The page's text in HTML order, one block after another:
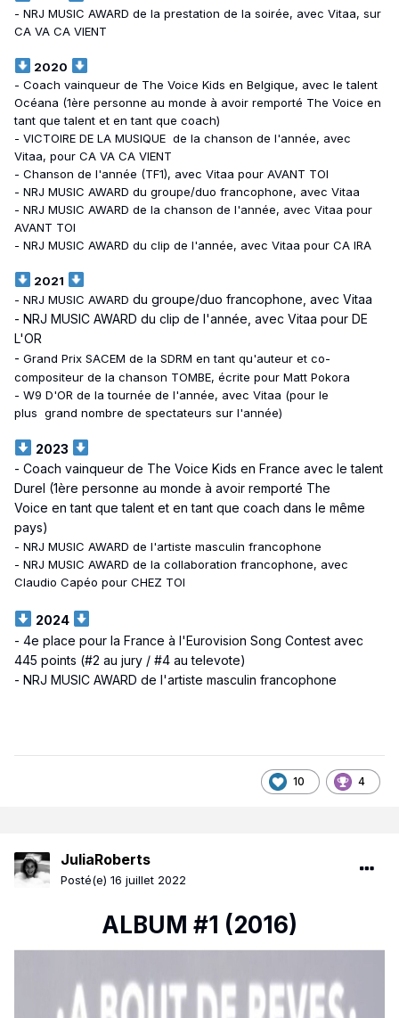
- NRJ MUSIC AWARD de la prestation de la soirée, avec Vitaa, sur
CA VA CA VIENT
2020
- Coach vainqueur de The Voice Kids en Belgique, avec le talent
Océana (1ère personne au monde à avoir remporté The Voice en
tant que talent et en tant que coach)
- VICTOIRE DE LA MUSIQUE de la chanson de l'année, avec
Vitaa, pour CA VA CA VIENT
- Chanson de l'année (TF1), avec Vitaa pour AVANT TOI
- NRJ MUSIC AWARD du groupe/duo francophone, avec Vitaa
- NRJ MUSIC AWARD de la chanson de l'année, avec Vitaa pour
AVANT TOI
- NRJ MUSIC AWARD du clip de l'année, avec Vitaa pour CA IRA
2021
- NRJ MUSIC AWARD du groupe/duo francophone, avec Vitaa
- NRJ MUSIC AWARD du clip de l'année, avec Vitaa pour DE
L'OR
- Grand Prix SACEM de la SDRM en tant qu'auteur et co-
compositeur de la chanson TOMBE, écrite pour Matt Pokora
- W9 D'OR de la tournée de l'année, avec Vitaa (pour le
plus grand nombre de spectateurs sur l'année)
2023
- Coach vainqueur de The Voice Kids en France avec le talent
Durel (1ère personne au monde à avoir remporté The
Voice en tant que talent et en tant que coach dans le même
pays)
- NRJ MUSIC AWARD de l'artiste masculin francophone
- NRJ MUSIC AWARD de la collaboration francophone, avec
Claudio Capéo pour CHEZ TOI
2024
- 4e place pour la France à l'Eurovision Song Contest avec
445 points (#2 au jury / #4 au televote)
- NRJ MUSIC AWARD de l'artiste masculin francophone
10 4
JuliaRoberts
Posté(e) 16 juillet 2022
ALBUM #1 (2016)